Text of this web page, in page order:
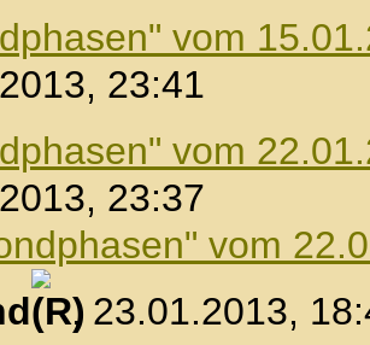
vom
23:41
vom
23:37
vom
, 23.01.2013,